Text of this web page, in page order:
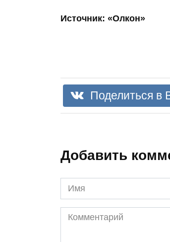
Источник: «Олкон»
Поделиться в
Добавить
Имя
Комментарий